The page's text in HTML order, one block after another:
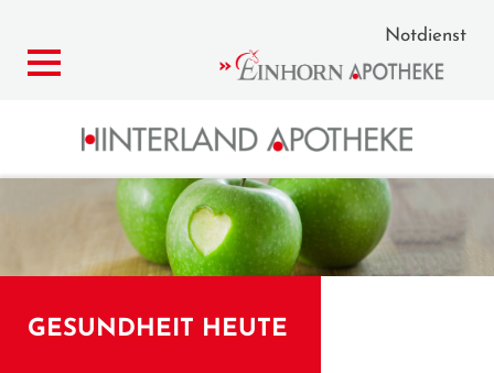
Notdienst
GESUNDHEIT HEUTE